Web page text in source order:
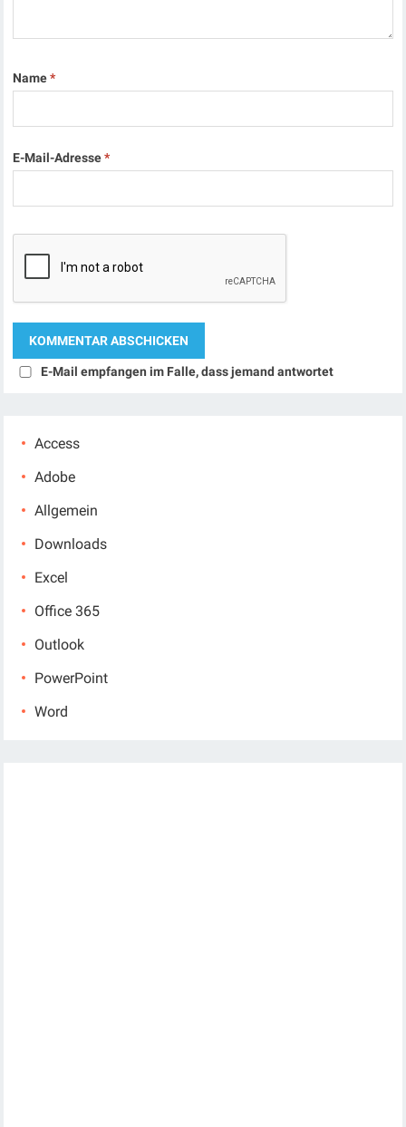
Name*
E-Mail-Adresse*
E-Mail empfangen im Falle, dass jemand antwortet
Access
Adobe
Allgemein
Downloads
Excel
Office 365
Outlook
PowerPoint
Word